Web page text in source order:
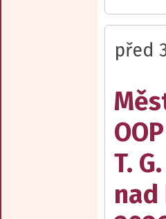
před
T.
nad